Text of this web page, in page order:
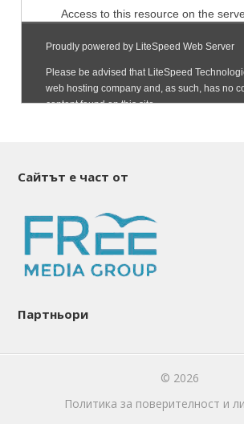
Сайтът е част от
Партньори
© 2026
Политика за поверителност и